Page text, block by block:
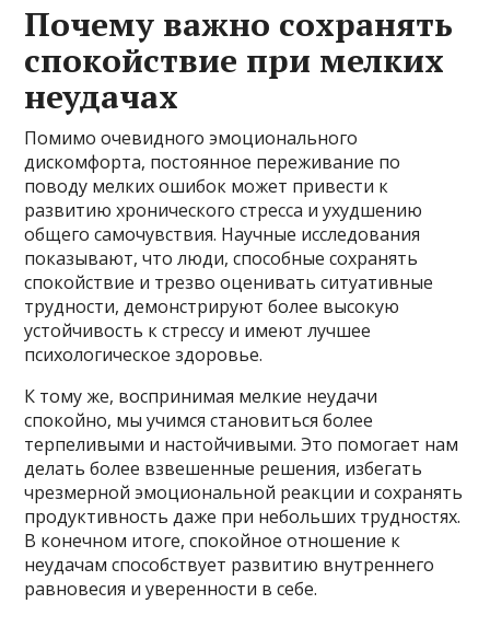
Почему важно сохранять
спокойствие при мелких
неудачах
Помимо очевидного эмоционального
дискомфорта, постоянное переживание по
поводу мелких ошибок может привести к
развитию хронического стресса и ухудшению
общего самочувствия. Научные исследования
показывают, что люди, способные сохранять
спокойствие и трезво оценивать ситуативные
трудности, демонстрируют более высокую
устойчивость к стрессу и имеют лучшее
психологическое здоровье.
К тому же, воспринимая мелкие неудачи
спокойно, мы учимся становиться более
терпеливыми и настойчивыми. Это помогает нам
делать более взвешенные решения, избегать
чрезмерной эмоциональной реакции и сохранять
продуктивность даже при небольших трудностях.
В конечном итоге, спокойное отношение к
неудачам способствует развитию внутреннего
равновесия и уверенности в себе.